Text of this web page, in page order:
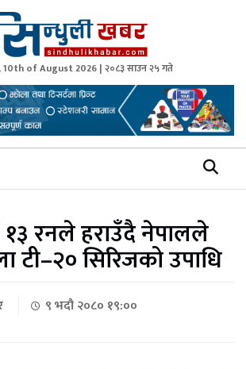
Khabar
Sindhuli Nepal
10th of August 2026 | २०८३ साउन २५ गते
रनले हराउँदै नेपालले
टी–२० सिरिजको उपाधि
९ भदौ २०८० १९:००